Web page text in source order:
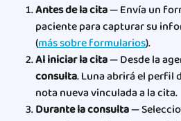
Antes de la cita — Envía un
paciente para capturar su
(más sobre formularios).
Al iniciar la cita — Desde la
consulta. Luna abrirá el perfil
nota nueva vinculada a la cita.
Durante la consulta —